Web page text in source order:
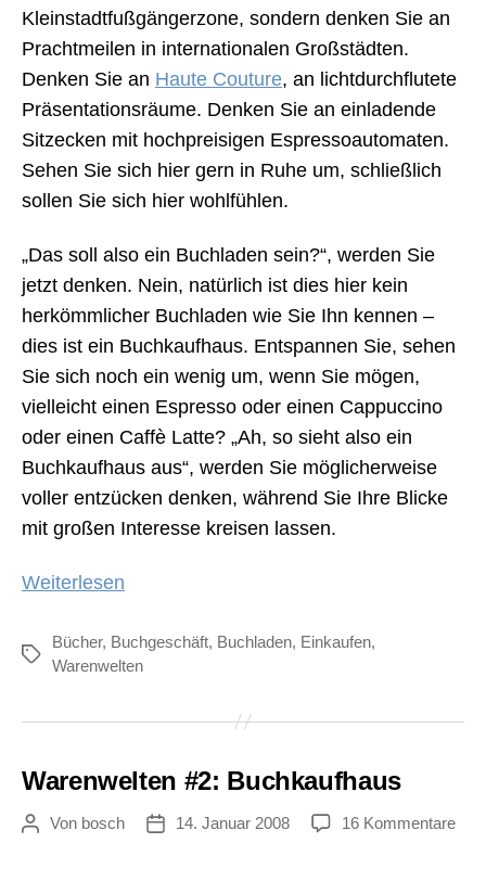
Kleinstadtfußgängerzone, sondern denken Sie an
Prachtmeilen in internationalen Großstädten.
Denken Sie an Haute Couture, an lichtdurchflutete
Präsentationsräume. Denken Sie an einladende
Sitzecken mit hochpreisigen Espressoautomaten.
Sehen Sie sich hier gern in Ruhe um, schließlich
sollen Sie sich hier wohlfühlen.
„Das soll also ein Buchladen sein?“, werden Sie
jetzt denken. Nein, natürlich ist dies hier kein
herkömmlicher Buchladen wie Sie Ihn kennen –
dies ist ein Buchkaufhaus. Entspannen Sie, sehen
Sie sich noch ein wenig um, wenn Sie mögen,
vielleicht einen Espresso oder einen Cappuccino
oder einen Caffè Latte? „Ah, so sieht also ein
Buchkaufhaus aus“, werden Sie möglicherweise
voller entzücken denken, während Sie Ihre Blicke
mit großen Interesse kreisen lassen.
Weiterlesen
Buchkaufhaus
(Alternative
Schlagwörter
Bücher, Buchgeschäft, Buchladen, Einkaufen,
Warenwelten
Warenwelten #2: Buchkaufhaus
Beitragsautor
Von bosch Veröffentlichungsdatum
14. Januar 2008 16 Kommentarezu